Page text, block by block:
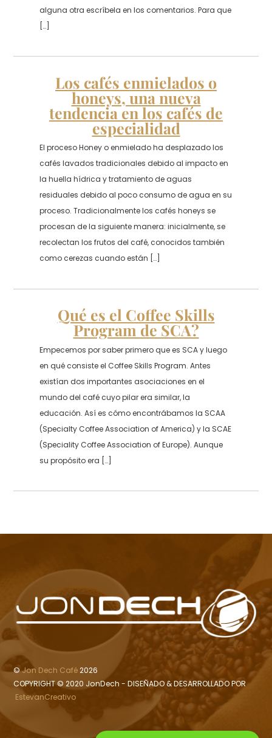
alguna otra escríbela en los comentarios. Para que
[…]
Los cafés enmielados o
honeys, una nueva
tendencia en los cafés de
especialidad
El proceso Honey o enmielado ha desplazado los
cafés lavados tradicionales debido al impacto en
la huella hídrica y tratamiento de aguas
residuales debido al poco consumo de agua en su
proceso. Tradicionalmente los cafés honeys se
procesan de la siguiente manera: inicialmente, se
recolectan los frutos del café, conocidos también
como cerezas cuando están […]
Qué es el Coffee Skills
Program de SCA?
Empecemos por saber primero que es SCA y luego
en qué consiste el Coffee Skills Program. Antes
existían dos importantes asociaciones en el
mundo del café cuyo pilar era similar, la
educación. Así es cómo encontrábamos la SCAA
(Specialty Coffee Association of America) y la SCAE
(Speciality Coffee Association of Europe). Aunque
su propósito era […]
©Jon Dech Café2026
COPYRIGHT © 2020 JonDech - DISEÑADO & DESARROLLADO POR
EstevanCreativo